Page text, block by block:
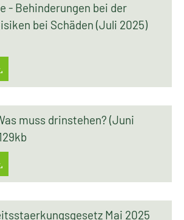
- Behinderungen bei der
bei Schäden (Juli 2025)
muss drinstehen? (Juni
Mai 2025